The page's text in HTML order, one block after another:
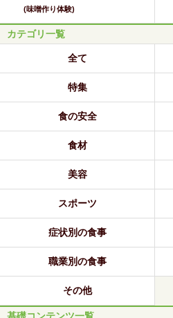
(味噌作り体験)
カテゴリ一覧
全て
特集
食の安全
食材
美容
スポーツ
症状別の食事
職業別の食事
その他